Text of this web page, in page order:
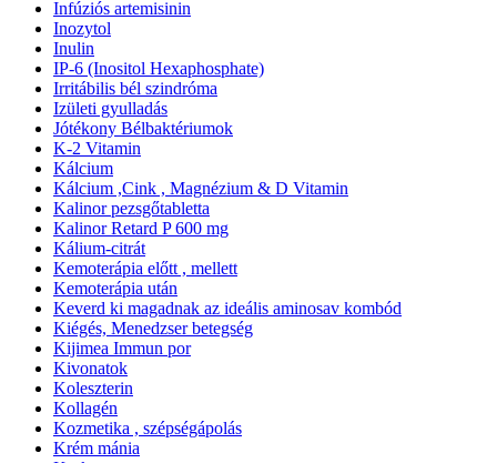
Infúziós artemisinin
Inozytol
Inulin
IP-6 (Inositol Hexaphosphate)
Irritábilis bél szindróma
Izületi gyulladás
Jótékony Bélbaktériumok
K-2 Vitamin
Kálcium
Kálcium ,Cink , Magnézium & D Vitamin
Kalinor pezsgőtabletta
Kalinor Retard P 600 mg
Kálium-citrát
Kemoterápia előtt , mellett
Kemoterápia után
Keverd ki magadnak az ideális aminosav kombód
Kiégés, Menedzser betegség
Kijimea Immun por
Kivonatok
Koleszterin
Kollagén
Kozmetika , szépségápolás
Krém mánia